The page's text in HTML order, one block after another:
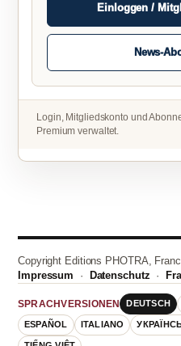
Einloggen /
News-
Login, Mitgliedskonto und
Premium verwaltet.
Copyright Editions PHOTRA,
Impressum · Datenschutz ·
SPRACHVERSIONEN DEUTSCH
ESPAÑOL ITALIANO